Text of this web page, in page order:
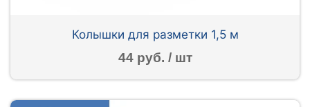
Колышки для разметки 1,5 м
44 руб. / шт